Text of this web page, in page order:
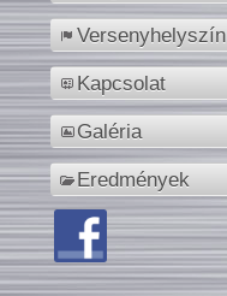
Versenyhelyszín
Kapcsolat
Galéria
Eredmények